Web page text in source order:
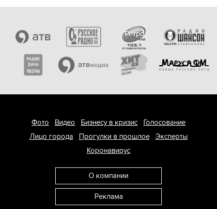
Фото Видео Бизнесу в кризис
Голосование
Лицо города
Прогулки в прошлое
Эксперты
Коронавирус
О компании
Реклама